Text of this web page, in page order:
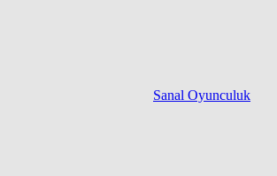
Sanal Oyunculuk